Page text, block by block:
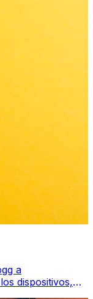
a
dispositivos,